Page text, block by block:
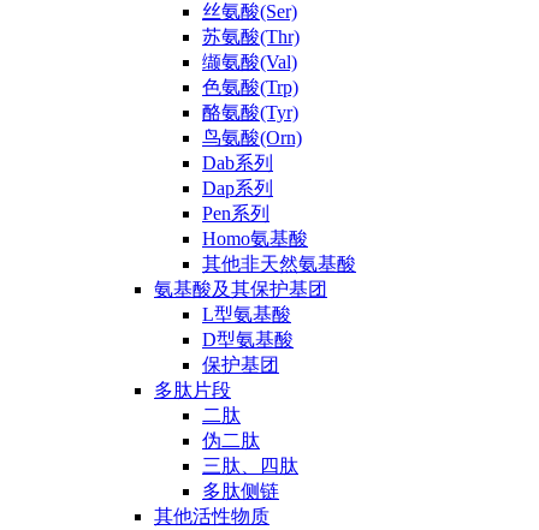
丝氨酸(Ser)
苏氨酸(Thr)
缬氨酸(Val)
色氨酸(Trp)
酪氨酸(Tyr)
鸟氨酸(Orn)
Dab系列
Dap系列
Pen系列
Homo氨基酸
其他非天然氨基酸
氨基酸及其保护基团
L型氨基酸
D型氨基酸
保护基团
多肽片段
二肽
伪二肽
三肽、四肽
多肽侧链
其他活性物质